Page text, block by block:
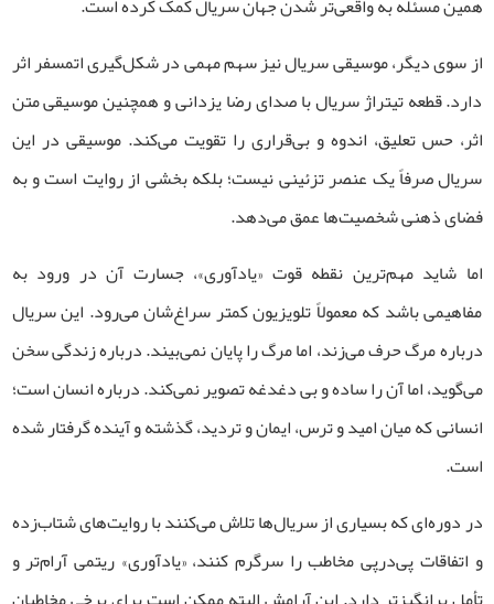
از سوی دیگر، موسیقی سریال نیز سهم مهمی در شکل‌گیری اتمسفر اثر
دارد. قطعه تیتراژ سریال با صدای رضا یزدانی و همچنین موسیقی متن
اثر، حس تعلیق، اندوه و بی‌قراری را تقویت می‌کند. موسیقی در این
سریال صرفاً یک عنصر تزئینی نیست؛ بلکه بخشی از روایت است و به
فضای ذهنی شخصیت‌ها عمق می‌دهد.
اما شاید مهم‌ترین نقطه قوت «یادآوری»، جسارت آن در ورود به
مفاهیمی باشد که معمولاً تلویزیون کمتر سراغ‌شان می‌رود. این سریال
درباره مرگ حرف می‌زند، اما مرگ را پایان نمی‌بیند. درباره زندگی سخن
می‌گوید، اما آن را ساده و بی‌ دغدغه تصویر نمی‌کند. درباره انسان است؛
انسانی که میان امید و ترس، ایمان و تردید، گذشته و آینده گرفتار شده
است.
در دوره‌ای که بسیاری از سریال‌ها تلاش می‌کنند با روایت‌های شتاب‌زده
و اتفاقات پی‌درپی مخاطب را سرگرم کنند، «یادآوری» ریتمی آرام‌تر و